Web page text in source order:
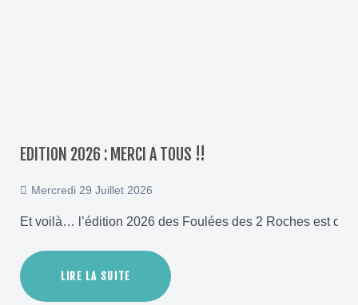
EDITION 2026 : MERCI A TOUS !!
Mercredi 29 Juillet 2026
Et voilà… l’édition 2026 des Foulées des 2 Roches est
LIRE LA SUITE